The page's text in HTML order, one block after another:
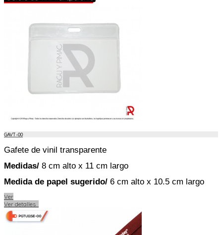
GAVT-00
Gafete de vinil transparente
Medidas/ 8 cm alto x 11 cm largo
Medida de papel sugerido/ 6 cm alto x 10.5 cm largo
Ver
Ver detalles